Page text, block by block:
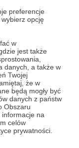
preferencje
opcję
w
jest także
danych, a także w
Twojej
że w
będą mogły być
danych z państw
Obszaru
informacje na
celów
prywatności.
Drabikjuż teraz!